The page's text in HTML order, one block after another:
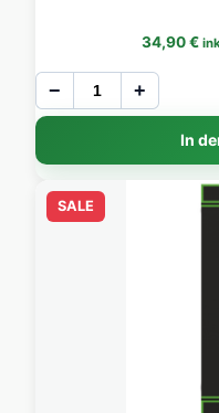
34,90€
− +
In
SALE